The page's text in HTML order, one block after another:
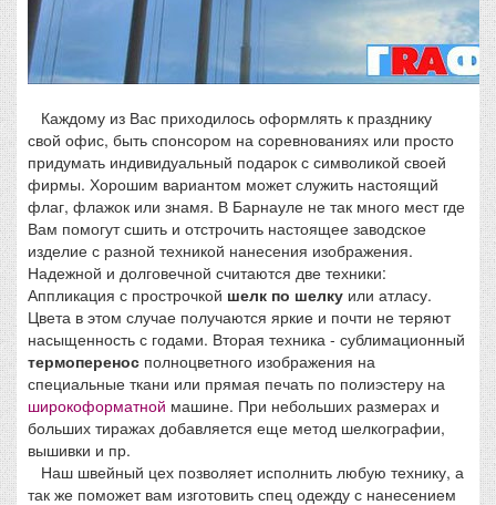
Каждому из Вас приходилось оформлять к празднику
свой офис, быть спонсором на соревнованиях или просто
придумать индивидуальный подарок с символикой своей
фирмы. Хорошим вариантом может служить настоящий
флаг, флажок или знамя. В Барнауле не так много мест где
Вам помогут сшить и отстрочить настоящее заводское
изделие с разной техникой нанесения изображения.
Надежной и долговечной считаются две техники:
Аппликация с прострочкой шелк по шелку или атласу.
Цвета в этом случае получаются яркие и почти не теряют
насыщенность с годами. Вторая техника - сублимационный
термоперенос полноцветного изображения на
специальные ткани или прямая печать по полиэстеру на
широкоформатной машине. При небольших размерах и
больших тиражах добавляется еще метод шелкографии,
вышивки и пр.
Наш швейный цех позволяет исполнить любую технику, а
так же поможет вам изготовить спец одежду с нанесением